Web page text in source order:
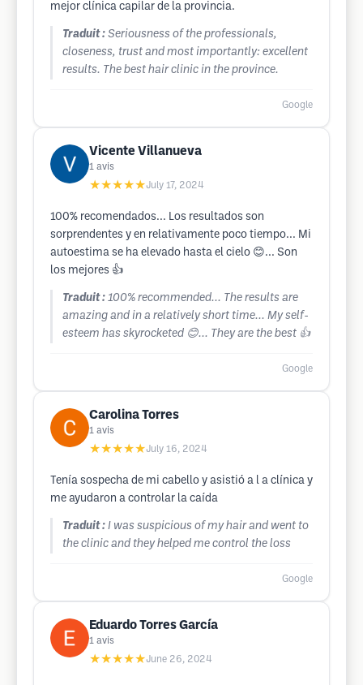
mejor clínica capilar de la provincia.
Traduit : Seriousness of the professionals,
closeness, trust and most importantly: excellent
results. The best hair clinic in the province.
Google
Vicente Villanueva
1 avis
★★★★★July 17, 2024
100% recomendados... Los resultados son
sorprendentes y en relativamente poco tiempo... Mi
autoestima se ha elevado hasta el cielo 😊... Son
los mejores 👍
Traduit : 100% recommended... The results are
amazing and in a relatively short time... My self-
esteem has skyrocketed 😊... They are the best 👍
Google
Carolina Torres
1 avis
★★★★★July 16, 2024
Tenía sospecha de mi cabello y asistió a l a clínica y
me ayudaron a controlar la caída
Traduit : I was suspicious of my hair and went to
the clinic and they helped me control the loss
Google
Eduardo Torres García
1 avis
★★★★★June 26, 2024